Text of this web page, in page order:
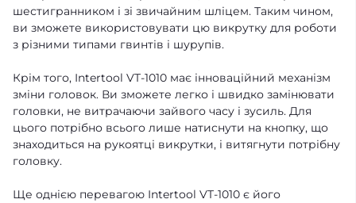
шестигранником і зі звичайним шліцем. Таким чином,
ви зможете використовувати цю викрутку для роботи
з різними типами гвинтів і шурупів.
Крім того, Intertool VT-1010 має інноваційний механізм
зміни головок. Ви зможете легко і швидко замінювати
головки, не витрачаючи зайвого часу і зусиль. Для
цього потрібно всього лише натиснути на кнопку, що
знаходиться на рукоятці викрутки, і витягнути потрібну
головку.
Ще однією перевагою Intertool VT-1010 є його